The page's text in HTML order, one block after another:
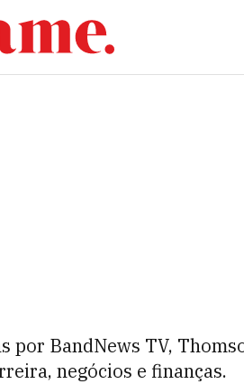
BandNews TV,
negócios e finanças.